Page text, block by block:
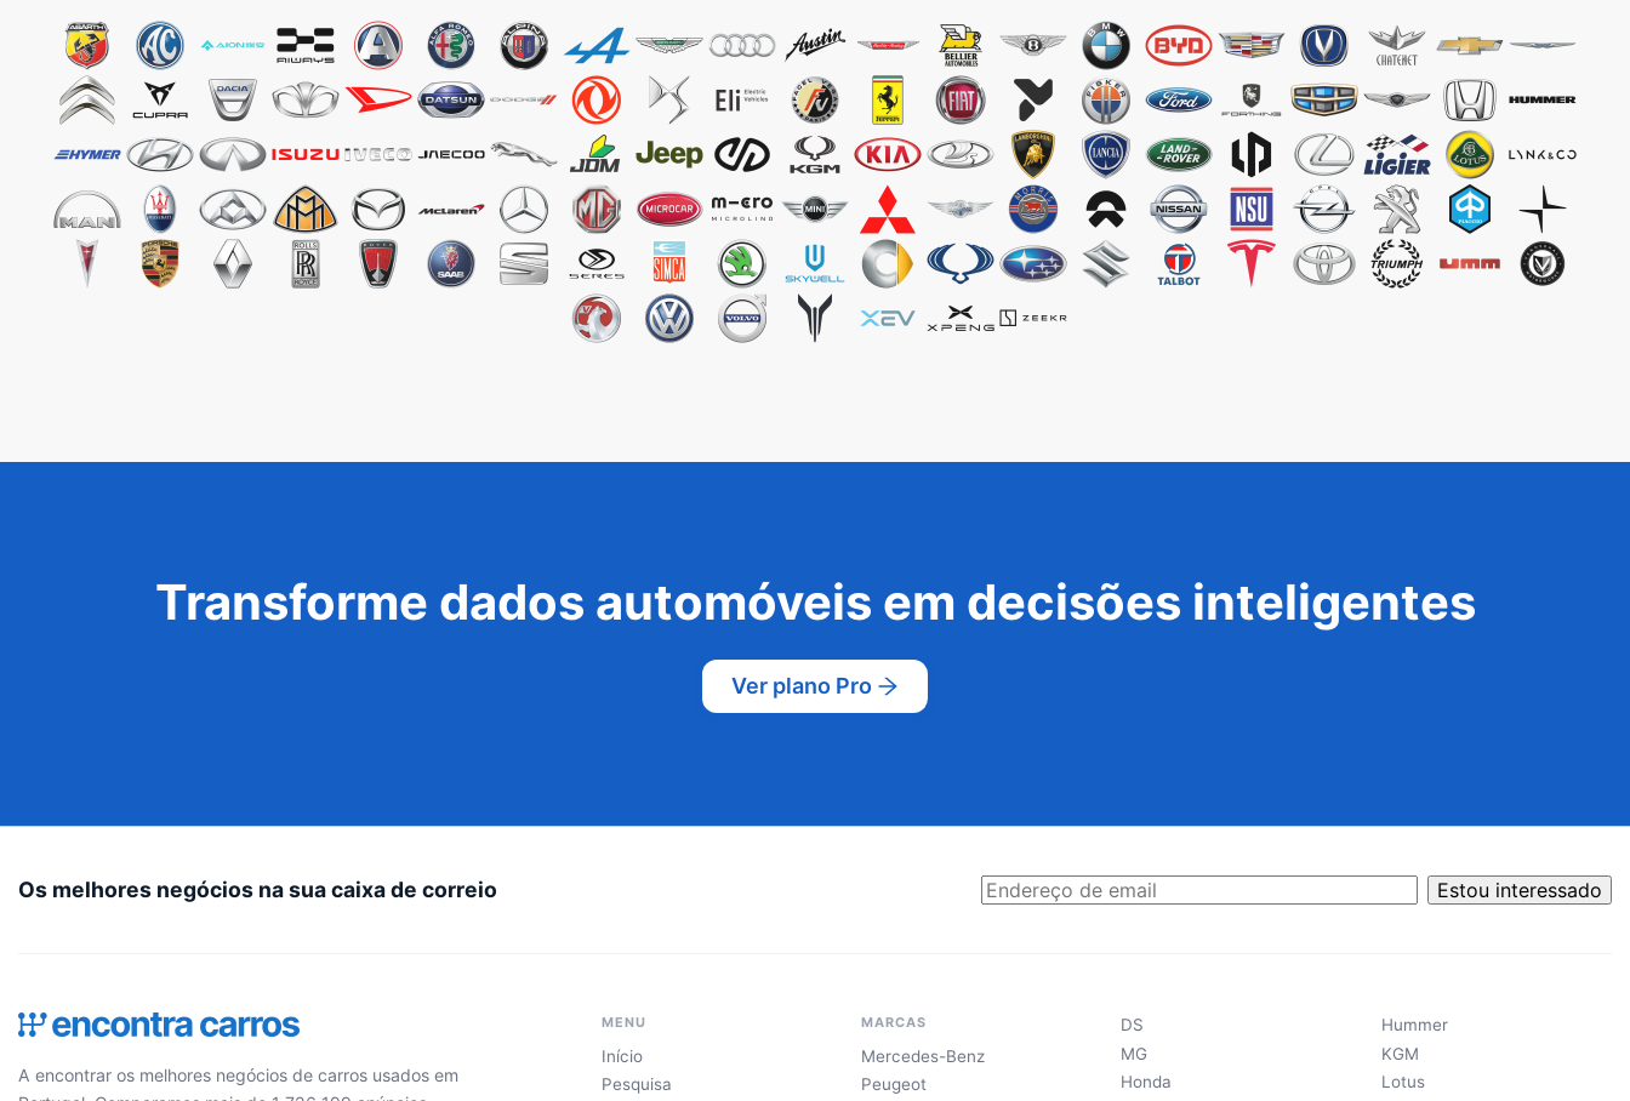
Transforme dados automóveis em decisões inteligentes
Ver plano Pro
Os melhores negócios na sua caixa de correio Estou interessado
A encontrar os melhores negócios de carros usados em
MENU
Início
Pesquisa
MARCAS
Mercedes-Benz
Peugeot
DS
MG
Honda
Hummer
KGM
Lotus